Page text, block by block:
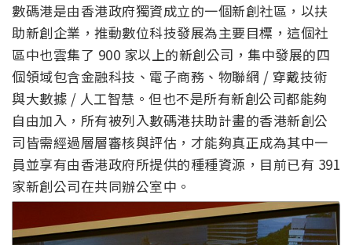
數碼港是由香港政府獨資成立的一個新創社區，以扶
助新創企業，推動數位科技發展為主要目標，這個社
區中也雲集了 900 家以上的新創公司，集中發展的四
個領域包含金融科技、電子商務、物聯網 / 穿戴技術
與大數據 / 人工智慧。但也不是所有新創公司都能夠
自由加入，所有被列入數碼港扶助計畫的香港新創公
司皆需經過層層審核與評估，才能夠真正成為其中一
員並享有由香港政府所提供的種種資源，目前已有 391
家新創公司在共同辦公室中。